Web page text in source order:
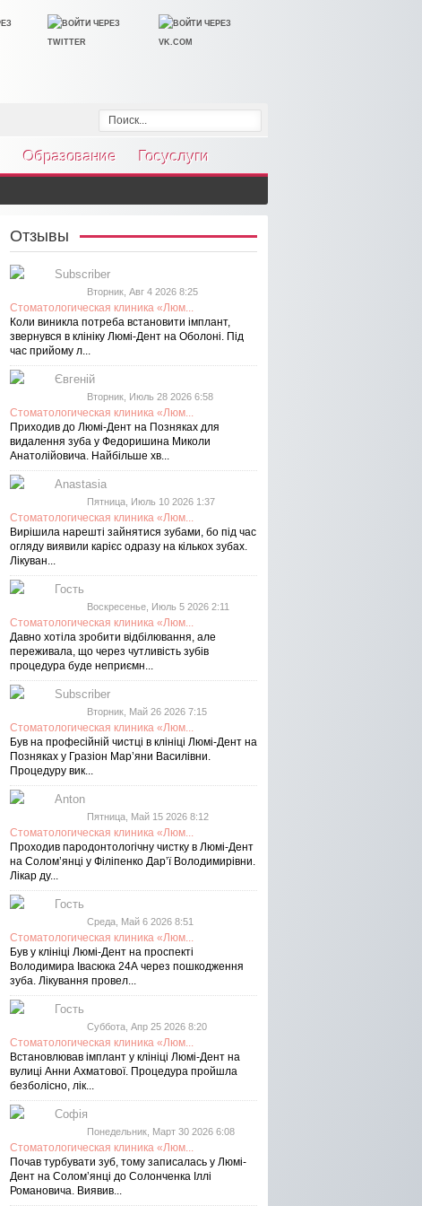
Образование Госуслуги
Отзывы
Subscriber
Вторник, Авг 4 2026 8:25
Стоматологическая клиника «Люм...
Коли виникла потреба встановити імплант,
звернувся в клініку Люмі-Дент на Оболоні. Під
час прийому л...
Євгеній
Вторник, Июль 28 2026 6:58
Стоматологическая клиника «Люм...
Приходив до Люмі-Дент на Позняках для
видалення зуба у Федоришина Миколи
Анатолійовича. Найбільше хв...
Anastasia
Пятница, Июль 10 2026 1:37
Стоматологическая клиника «Люм...
Вирішила нарешті зайнятися зубами, бо під час
огляду виявили карієс одразу на кількох зубах.
Лікуван...
Гость
Воскресенье, Июль 5 2026 2:11
Стоматологическая клиника «Люм...
Давно хотіла зробити відбілювання, але
переживала, що через чутливість зубів
процедура буде неприємн...
Subscriber
Вторник, Май 26 2026 7:15
Стоматологическая клиника «Люм...
Був на професійній чистці в клініці Люмі-Дент на
Позняках у Гразіон Мар’яни Василівни.
Процедуру вик...
Anton
Пятница, Май 15 2026 8:12
Стоматологическая клиника «Люм...
Проходив пародонтологічну чистку в Люмі-Дент
на Солом’янці у Філіпенко Дар’ї Володимирівни.
Лікар ду...
Гость
Среда, Май 6 2026 8:51
Стоматологическая клиника «Люм...
Був у клініці Люмі-Дент на проспекті
Володимира Івасюка 24А через пошкодження
зуба. Лікування провел...
Гость
Суббота, Апр 25 2026 8:20
Стоматологическая клиника «Люм...
Встановлював імплант у клініці Люмі-Дент на
вулиці Анни Ахматової. Процедура пройшла
безболісно, лік...
Софія
Понедельник, Март 30 2026 6:08
Стоматологическая клиника «Люм...
Почав турбувати зуб, тому записалась у Люмі-
Дент на Соломʼянці до Солонченка Іллі
Романовича. Виявив...